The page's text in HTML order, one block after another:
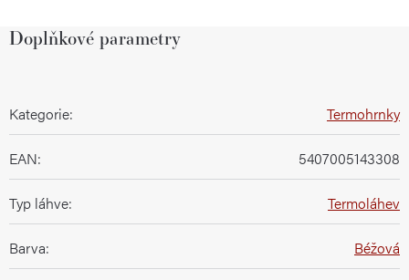
Doplňkové parametry
Kategorie: Termohrnky
EAN: 5407005143308
Typ láhve: Termoláhev
Barva: Béžová